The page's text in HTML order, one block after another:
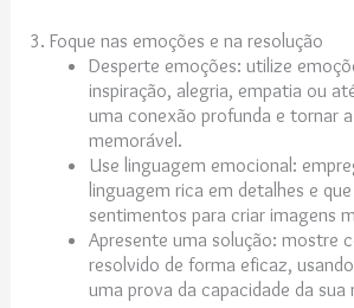
3. Foque nas emoções e na resolução
Desperte emoções: utilize
inspiração, alegria, empatia ou
uma conexão profunda e tornar
memorável.
Use linguagem emocional:
linguagem rica em detalhes e
sentimentos para criar imagens
Apresente uma solução: mostre
resolvido de forma eficaz,
uma prova da capacidade da sua